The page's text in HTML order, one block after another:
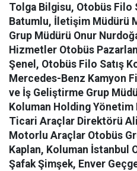
Tolga Bilgisu, Otobüs Filo
Batumlu, İletişim Müdürü
Grup Müdürü Onur
Hizmetler Otobüs
Şenel, Otobüs Filo Satış
Mercedes-Benz Kamyon
ve İş Geliştirme Grup
Koluman Holding Yönetim
Ticari Araçlar Direktörü
Motorlu Araçlar Otobüs
Kaplan, Koluman İstanbul
Şafak Şimşek, Enver